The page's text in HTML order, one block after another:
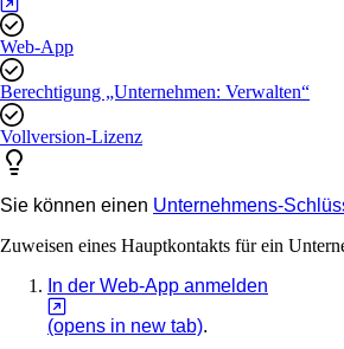
Web-App
Berechtigung „Unternehmen: Verwalten“
Vollversion-Lizenz
Sie können einen Unternehmens-
Zuweisen eines Hauptkontakts für ein
In der Web-App anmelden
(opens in new tab).